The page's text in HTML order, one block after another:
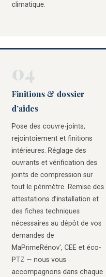
climatique.
04
Finitions & dossier
d’aides
Pose des couvre-joints,
rejointoiement et finitions
intérieures. Réglage des
ouvrants et vérification des
joints de compression sur
tout le périmètre. Remise des
attestations d’installation et
des fiches techniques
nécessaires au dépôt de vos
demandes de
MaPrimeRénov’, CEE et éco-
PTZ — nous vous
accompagnons dans chaque